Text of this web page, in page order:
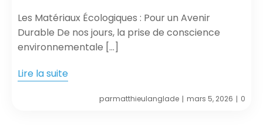
Les Matériaux Écologiques : Pour un Avenir
Durable De nos jours, la prise de conscience
environnementale […]
Lire la suite
parmatthieulanglade | mars 5, 2026 | 0